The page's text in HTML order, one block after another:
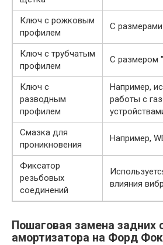
Ключ с рожковым
профилем
С размерами
Ключ с трубчатым
профилем
С размером
Ключ с
разводным
профилем
Например,
работы с
Смазка для
проникновения
Например,
Фиксатор
резьбовых
соединений
влияния
Пошаговая замена задних
амортизатора на Форд